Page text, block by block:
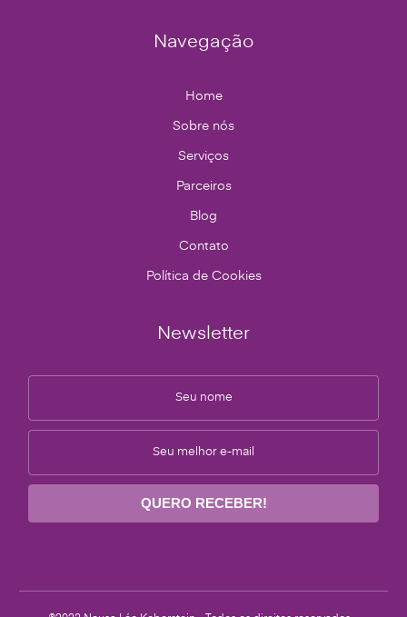
Navegação
Home
Sobre nós
Serviços
Parceiros
Blog
Contato
Política de Cookies
Newsletter